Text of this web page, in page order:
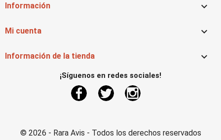
Información 
Mi cuenta 
Información de la tienda 
¡Síguenos en redes sociales!
FacebookTwitter
© 2026 - Rara Avis - Todos los derechos reservados